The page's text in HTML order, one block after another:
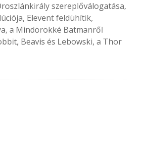
szereplőválogatása,
Elevent feldühítik,
a Mindörökké Batmanről
Beavis és Lebowski, a Thor